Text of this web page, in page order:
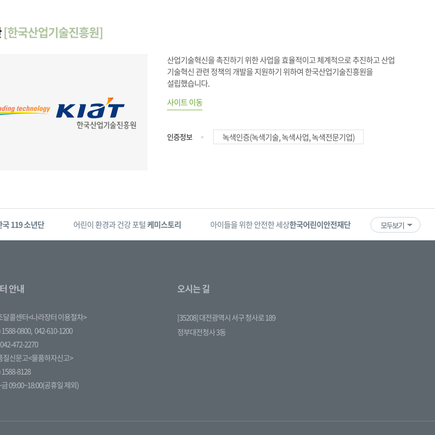
[한국산업기술진흥원]
산업기술혁신을 촉진하기 위한 사업을 효율적이고 체계적으로 추진하고 산업
기술혁신 관련 정책의 개발을 지원하기 위하여 한국산업기술진흥원을
설립했습니다.
사이트 이동
인증정보 녹색인증(녹색기술, 녹색사업, 녹색전문기업)
국 119 소년단 어린이 환경과 건강 포털케미스토리 아이들을 위한 안전한 세상한국어린이안전재단 어린이·청소년
모두보기
안내
달콜센터<나라장터 이용절차>
0800, 042-610-1200
472-2270
질신문고<물품하자신고>
8128
09:00~18:00(공휴일 제외)
오시는 길
[35208] 대전광역시 서구 청사로 189
정부대전청사 3동